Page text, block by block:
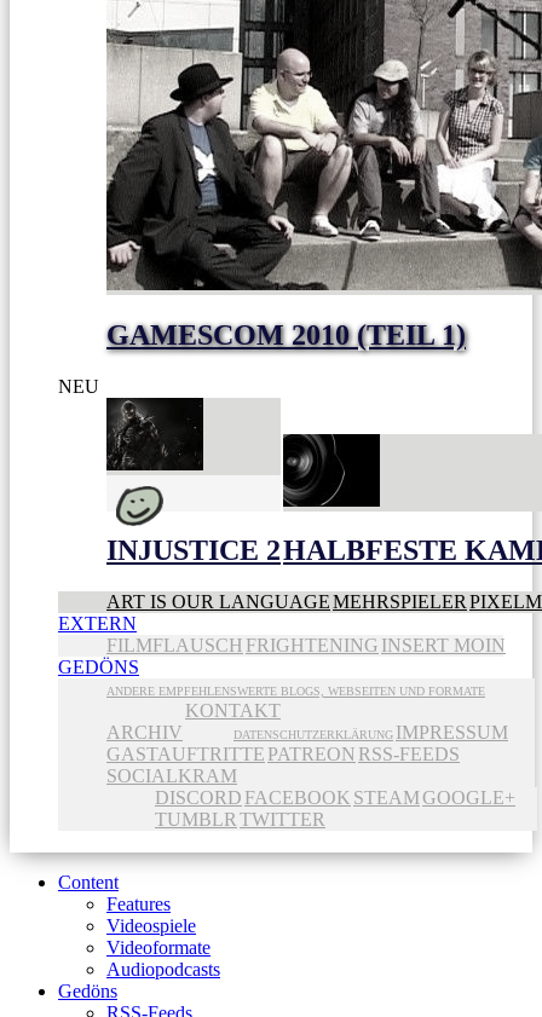
GAMESCOM 2010 (TEIL 1)
NEU
INJUSTICE 2HALBFESTE
ART IS OUR LANGUAGEMEHRSPIELER
EXTERN
FILMFLAUSCH FRIGHTENING INSERT MOIN
GEDÖNS
ANDERE EMPFEHLENSWERTE BLOGS, WEBSEITEN UND FORMATE
ARCHIV
KONTAKT
DATENSCHUTZERKLÄRUNG IMPRESSUM
GASTAUFTRITTE PATREON RSS-FEEDS
SOCIALKRAM
DISCORD FACEBOOK STEAMGOOGLE+
TUMBLR TWITTER
Content
Features
Videospiele
Videoformate
Audiopodcasts
Gedöns